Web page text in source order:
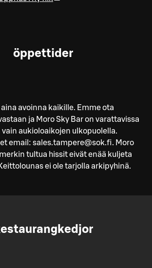
öppettider
aina avoinna kaikille. Emme ota
ja Moro Sky Bar on varattavissa
aukioloaikojen ulkopuolella.
email: sales.tampere@sok.fi. Moro
tultua hissit eivät enää kuljeta
ei ole tarjolla arkipyhinä.